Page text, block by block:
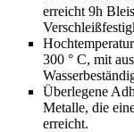
erreicht 9h
300 ° C, mit
Überlegene
Metalle, die
erreicht.